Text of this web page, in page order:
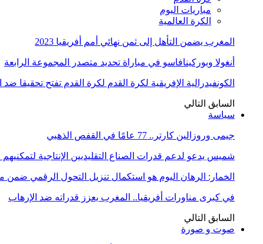
مباريات اليوم
الكرة العالمية
المغرب يضمن التأهل إلى ثمن نهائي أمم أفريقيا 2023
أنغولا وبوركينافاسو في مباراة تحديد متصدر المجموعة الرابعة
الكونفيدرالية الإفريقية لكرة القدم لكرة القدم تفتح تحقيقا
السابق التالي
سياسة
جيمى وروزالين كارتر.. 77 عامًا في القفص الذهبي
شميس يدعو لدعم قدرات الصناع التقليديين الإنتاجية
الخمار: الرهان اليوم هو استكمال تنزيل التحول الرقمي
في كبرى مناورات أفريقيا.. المغرب يعزز قدراته ضد الإرهاب
السابق التالي
صوت و صورة